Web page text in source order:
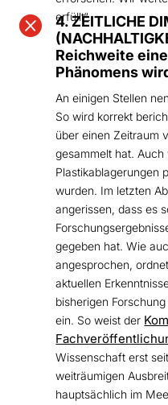
erfüllt“.

4. ZEITLICHE
Reichweite
Phänomens
An einigen Stellen
So wird korrekt
über einen Zeitraum
gesammelt hat.
Plastikablagerungen
wurden. Im letzten
angerissen, dass es
gegeben hat. Wie
angesprochen,
aktuellen
bisherigen
ein. So weist der
Wissenschaft erst
weiträumigen
hauptsächlich im